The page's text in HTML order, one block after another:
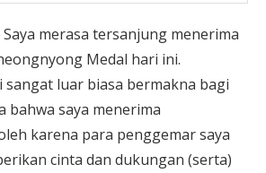
Saya merasa tersanjung menerima
Medal hari ini.
sangat luar biasa bermakna bagi
bahwa saya menerima
karena para penggemar saya
cinta dan dukungan (serta)